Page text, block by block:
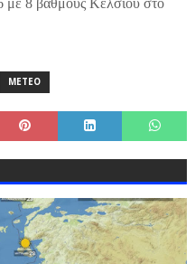
με 8 βαθμούς Κελσίου στο
METEO